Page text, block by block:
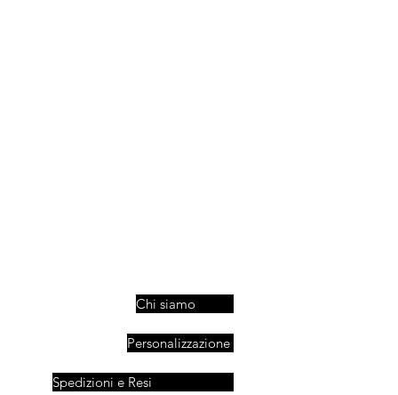
Chi siamo
Personalizzazione
Spedizioni e Resi